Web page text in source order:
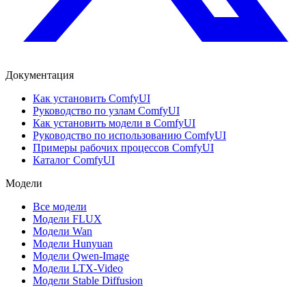
Документация
Как установить ComfyUI
Руководство по узлам ComfyUI
Как установить модели в ComfyUI
Руководство по использованию ComfyUI
Примеры рабочих процессов ComfyUI
Каталог ComfyUI
Модели
Все модели
Модели FLUX
Модели Wan
Модели Hunyuan
Модели Qwen-Image
Модели LTX-Video
Модели Stable Diffusion